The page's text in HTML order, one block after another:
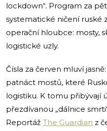
lockdown“. Program za
systematické ničení ruské
operační hloubce: mosty,
logistické uzly.
Čísla za červen mluví
patnáct mostů, které
logistiku. K tomu přibývají
přezdívanou „dálnice
Reportáž The Guardian z